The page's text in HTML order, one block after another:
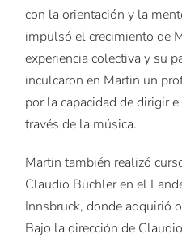
con la orientación y la
impulsó el crecimiento de
experiencia colectiva y su
inculcaron en Martin un
por la capacidad de dirigir
través de la música.
Martin también realizó
Claudio Büchler en el
Innsbruck, donde adquirió
Bajo la dirección de